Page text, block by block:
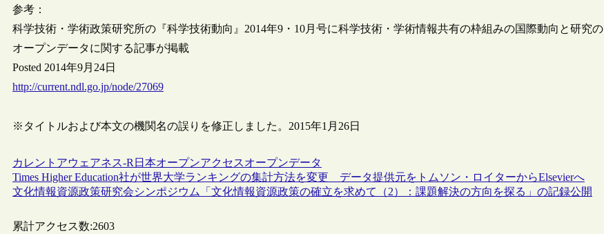
参考：
科学技術・学術政策研究所の『科学技術動向』2014年9・10月号に科学技術・学術情報共有の枠組みの国際動向と研究の
オープンデータに関する記事が掲載
Posted 2014年9月24日
http://current.ndl.go.jp/node/27069
※タイトルおよび本文の機関名の誤りを修正しました。2015年1月26日
カレントアウェアネス-R 日本オープンアクセスオープンデータ
Times Higher Education社が世界大学ランキングの集計方法を変更 データ提供元をトムソン・ロイターからElsevierへ
文化情報資源政策研究会シンポジウム「文化情報資源政策の確立を求めて（2）：課題解決の方向を探る」の記録公開
累計アクセス数:2603